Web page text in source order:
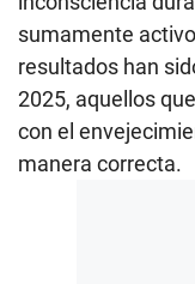
sumamente
resultados han
2025, aquellos
con el
manera correcta.